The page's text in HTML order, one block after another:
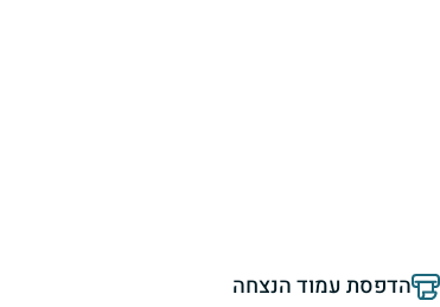
הדפסת עמוד הנצחה